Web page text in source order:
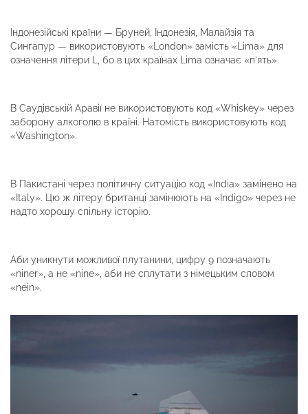
Індонезійські країни — Бруней, Індонезія, Малайзія та
Сингапур — використовують «London» замість «Lima» для
означення літери L, бо в цих країнах Lima означає «п’ять».
В Саудівській Аравії не використовують код «Whiskey» через
заборону алкоголю в країні. Натомість використовують код
«Washington».
В Пакистані через політичну ситуацію код «India» замінено на
«Italy». Цю ж літеру британці замінюють на «Indigo» через не
надто хорошу спільну історію.
Аби уникнути можливої плутанини, цифру 9 позначають
«niner», а не «nine», аби не сплутати з німецьким словом
«nein».